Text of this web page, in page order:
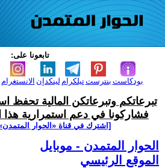
تابعونا على:
الانستغرام لينكدإن تيلكرامبنترست بودكاست
تبرعاتكم وتبرعاتكن المالية تحفظ
فشاركونا في دعم استمرارية هذا
[اشترك في قناة ‫«الحوار
الحوار المتمدن - موبايل
الموقع الرئيسي